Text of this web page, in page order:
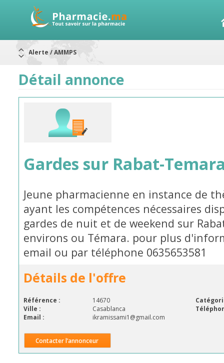
Alerte / AMMPS
Aureomycine ophtalmique : Rappel de lots
Nouveau : Déclaration d'effets indésirables
ARRÊT DE COMMERCIALISATION
RAPPELS DE LOTS
Rappel de lots : préparations lactées
Détail annonce
Gardes sur Rabat-
Jeune pharmacienne en instance de
ayant les compétences nécessaires
gardes de nuit et de weekend sur
environs ou Témara. pour plus
email ou par téléphone 0635653581
Détails de l'offre
Référence : 14670
Ville :
Casablanca
Email :
ikramissami1@gmail.com
Contacter l’annonceur